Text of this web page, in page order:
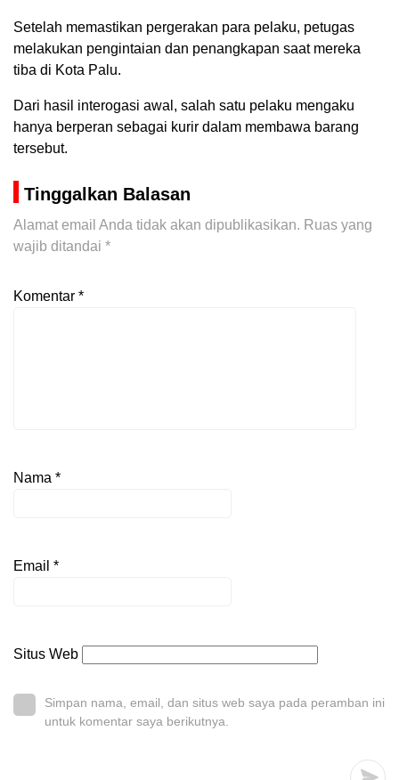
Setelah memastikan pergerakan para pelaku, petugas
melakukan pengintaian dan penangkapan saat mereka
tiba di Kota Palu.
Dari hasil interogasi awal, salah satu pelaku mengaku
hanya berperan sebagai kurir dalam membawa barang
tersebut.
Tinggalkan Balasan
Alamat email Anda tidak akan dipublikasikan. Ruas yang
wajib ditandai *
Komentar *
Nama *
Email *
Situs Web
Simpan nama, email, dan situs web saya pada peramban ini
untuk komentar saya berikutnya.